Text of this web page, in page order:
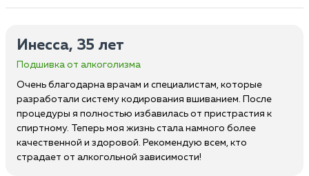
Инесса, 35 лет
Подшивка от алкоголизма
Очень благодарна врачам и специалистам, которые
разработали систему кодирования вшиванием. После
процедуры я полностью избавилась от пристрастия к
спиртному. Теперь моя жизнь стала намного более
качественной и здоровой. Рекомендую всем, кто
страдает от алкогольной зависимости!